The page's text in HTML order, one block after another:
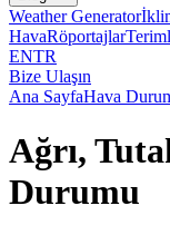
Weather Generator
HavaRöportajlar
ENTR
Bize Ulaşın
Ana SayfaHava
Ağrı,
Durumu